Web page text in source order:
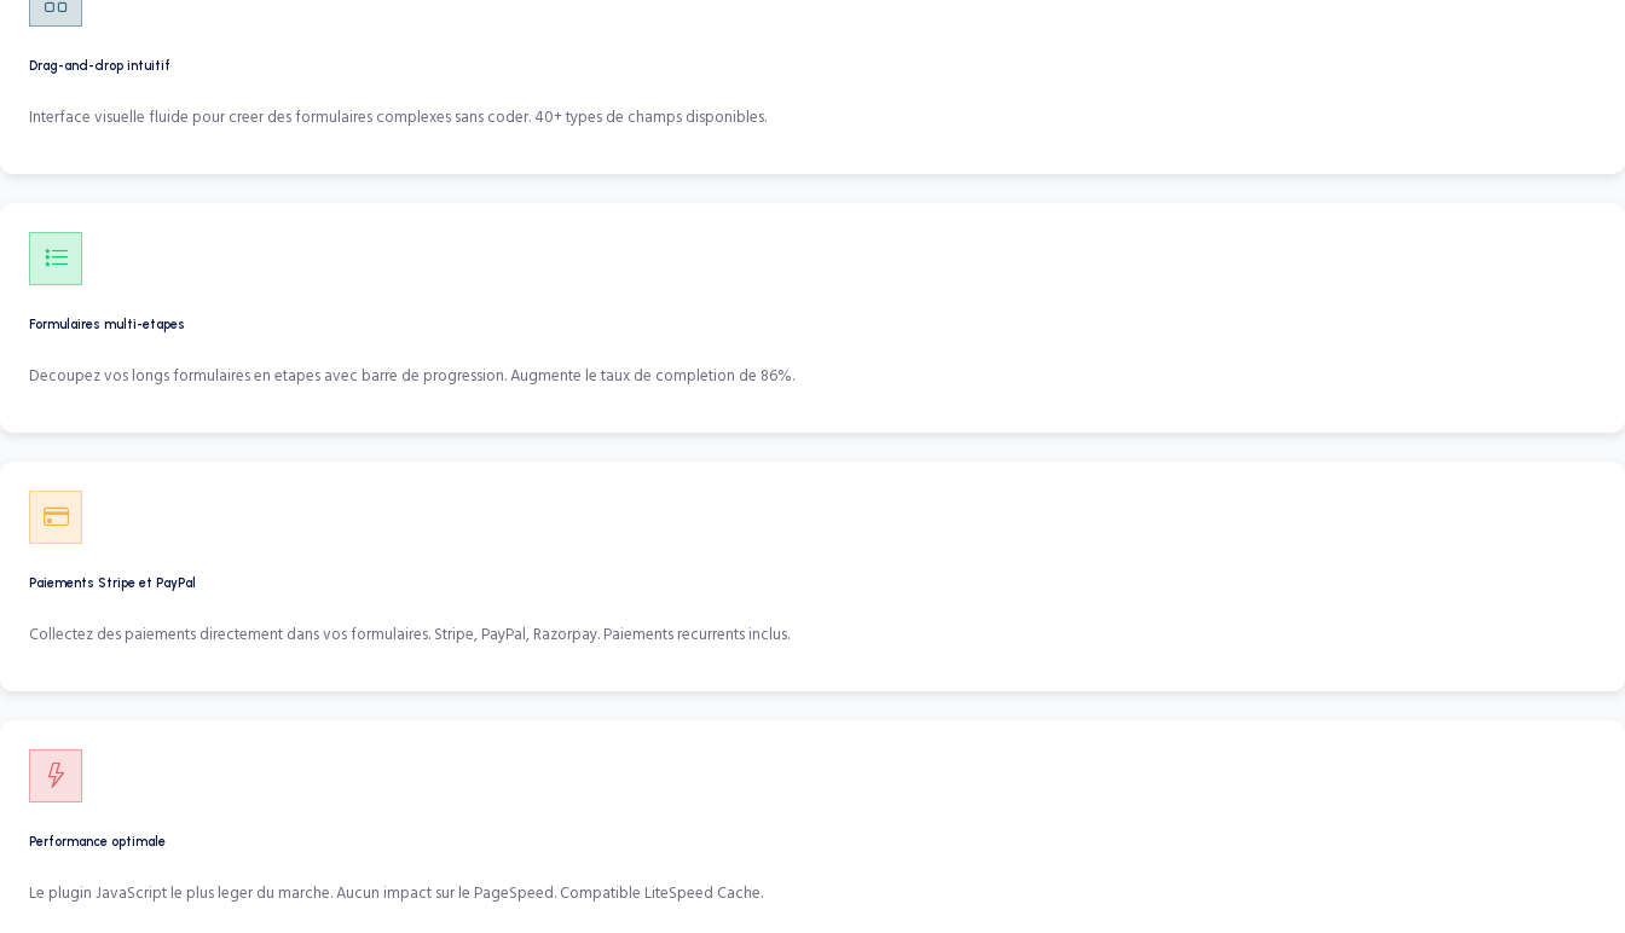
Drag-and-drop intuitif
Interface visuelle fluide pour creer des formulaires complexes sans coder. 40+ types de champs disponibles.
Formulaires multi-etapes
Decoupez vos longs formulaires en etapes avec barre de progression. Augmente le taux de completion de 86%.
Paiements Stripe et PayPal
Collectez des paiements directement dans vos formulaires. Stripe, PayPal, Razorpay. Paiements recurrents inclus.
Performance optimale
Le plugin JavaScript le plus leger du marche. Aucun impact sur le PageSpeed. Compatible LiteSpeed Cache.